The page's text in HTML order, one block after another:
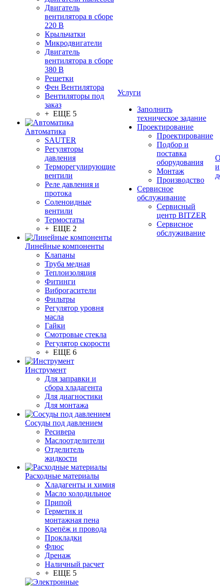
Двигатель
вентилятора в сборе
220 В
Крыльчатки
Микродвигатели
Двигатель
вентилятора в сборе
380 В
Решетки
Фен Вентилятора
Вентиляторы под
заказ
+ ЕЩЕ 5
Автоматика
SAUTER
Регуляторы
давления
Терморегулирующие
вентили
Реле давления и
протока
Соленоидные
вентили
Термостаты
+ ЕЩЕ 2
Линейные компоненты
Клапаны
Труба медная
Теплоизоляция
Фитинги
Виброгасители
Фильтры
Регулятор уровня
масла
Гайки
Смотровые стекла
Регулятор скорости
+ ЕЩЕ 6
Инструмент
Для заправки и
сбора хладагента
Для диагностики
Для монтажа
Сосуды под давлением
Ресивера
Маслоотделители
Отделитель
жидкости
Расходные материалы
Хладагенты и химия
Масло холодильное
Припой
Герметик и
монтажная пена
Крепёж и провода
Прокладки
Флюс
Дренаж
Наличный расчет
+ ЕЩЕ 5
Услуги
Заполнить
техническое задание
Проектирование
Проектирование
Подбор и
поставка
оборудования
Монтаж
Производство
Сервисное
обслуживание
Сервисный
центр BITZER
Сервисное
обслуживание
и